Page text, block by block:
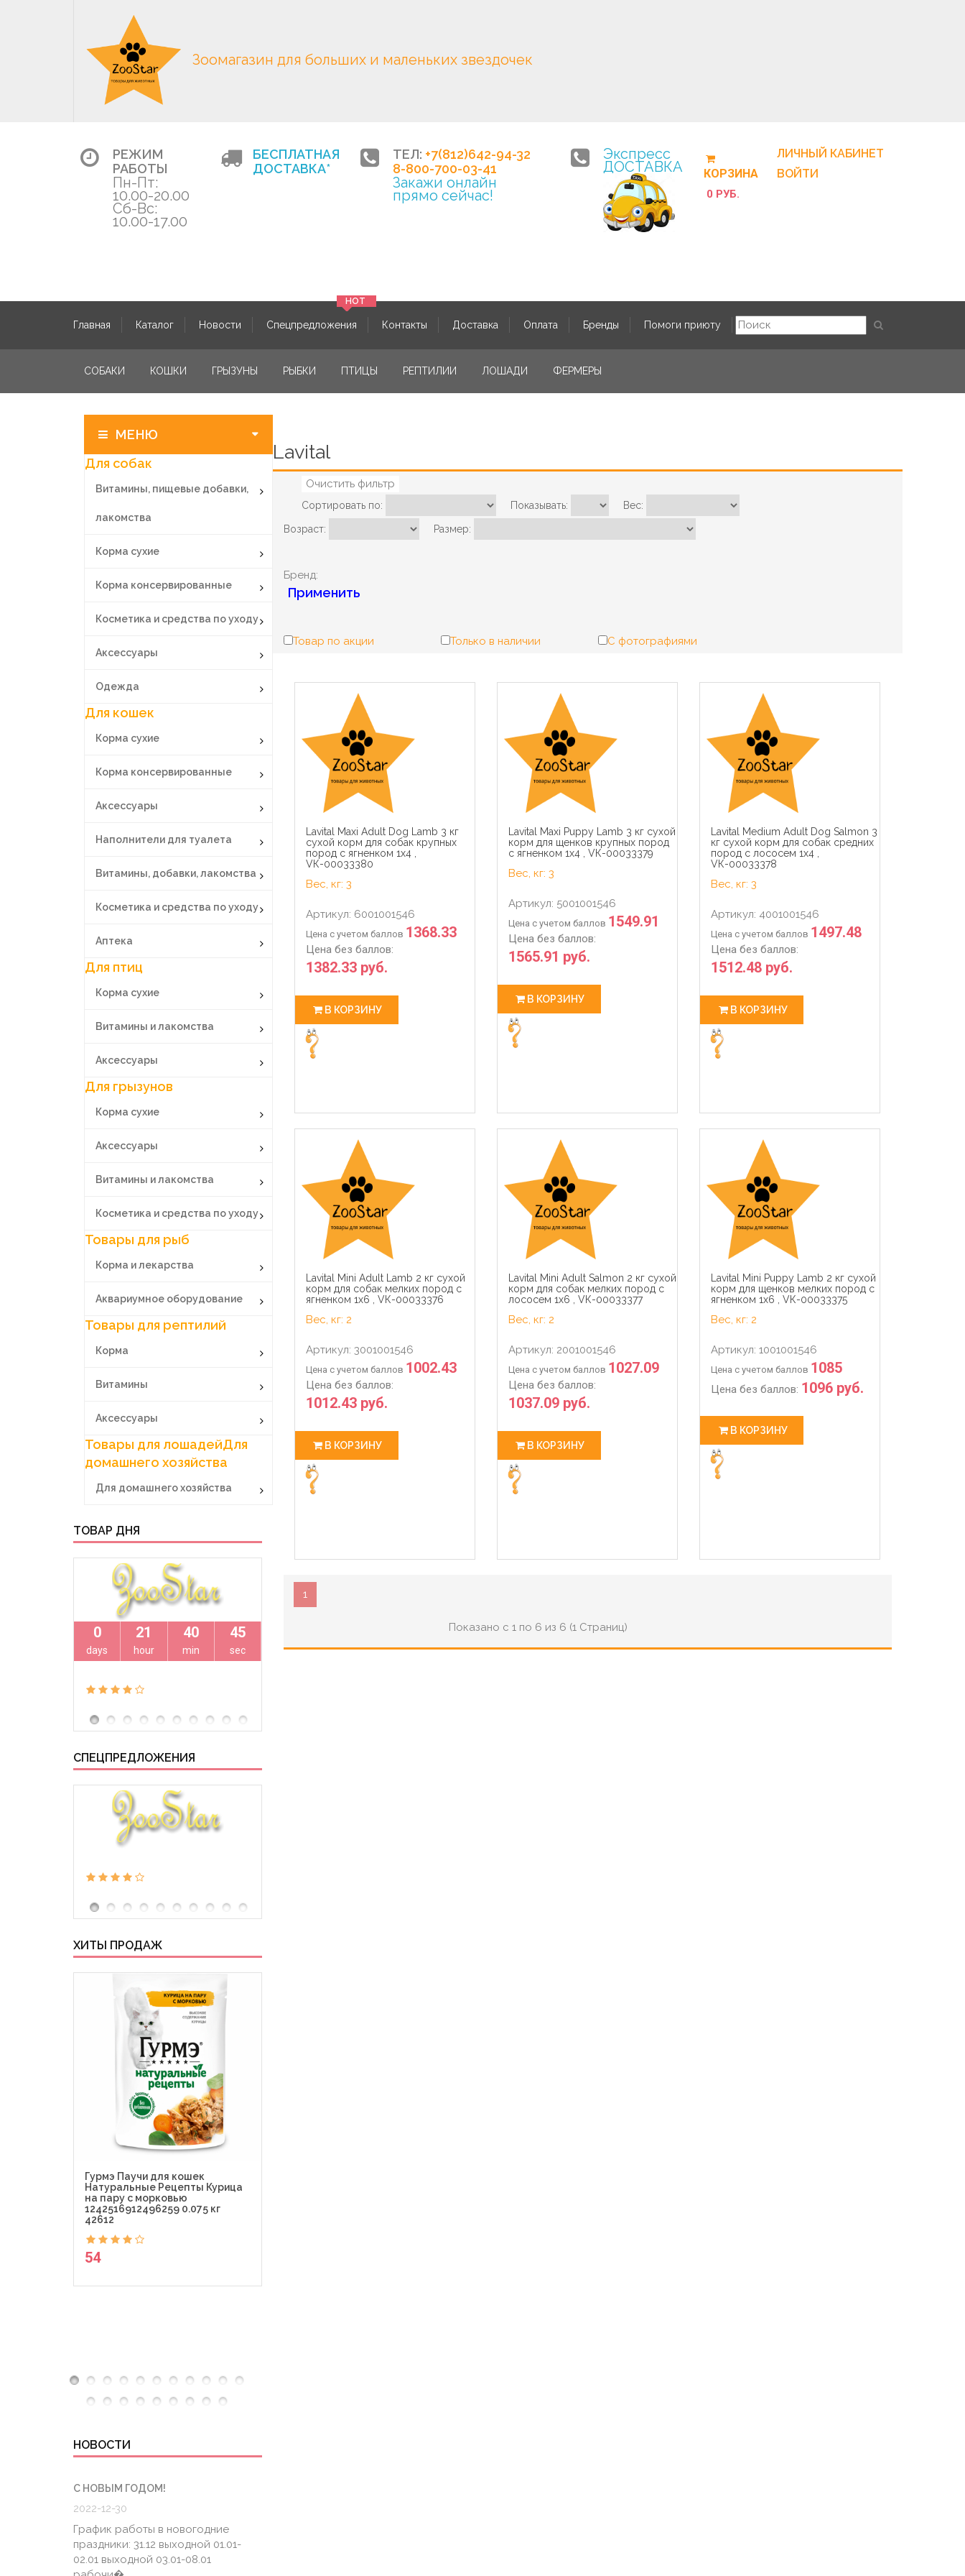
Зоомагазин для больших и маленьких звездочек
РЕЖИМ
РАБОТЫ
Пн-Пт:
10.00-20.00
Сб-Вс:
10.00-17.00
БЕСПЛАТНАЯ
ДОСТАВКА*
ТЕЛ: +7(812)642-94-32
8-800-700-03-41
Закажи онлайн
прямо сейчас!
Экспресс
ДОСТАВКА КОРЗИНА
0 РУБ.
ЛИЧНЫЙ КАБИНЕТ
ВОЙТИ
Главная Каталог Новости Спецпредложения Контакты Доставка Оплата Бренды Помоги приюту
СОБАКИ КОШКИ ГРЫЗУНЫ РЫБКИ ПТИЦЫ РЕПТИЛИИ ЛОШАДИ ФЕРМЕРЫ
МЕНЮ
Для собак
Витамины, пищевые добавки,
лакомства
Корма сухие
Корма консервированные
Косметика и средства по уходу
Аксессуары
Одежда
Для кошек
Корма сухие
Корма консервированные
Аксессуары
Наполнители для туалета
Витамины, добавки, лакомства
Косметика и средства по уходу
Аптека
Для птиц
Корма сухие
Витамины и лакомства
Аксессуары
Для грызунов
Корма сухие
Аксессуары
Витамины и лакомства
Косметика и средства по уходу
Товары для рыб
Корма и лекарства
Аквариумное оборудование
Товары для рептилий
Корма
Витамины
Аксессуары
Товары для лошадейДля
домашнего хозяйства
Для домашнего хозяйства
ТОВАР ДНЯ
0
days
21
hour
40
min
45
sec days hour min
45
sec
0
days
21
hour
40
min sec days hour min sec
СПЕЦПРЕДЛОЖЕНИЯ
ХИТЫ ПРОДАЖ
Гурмэ Паучи для кошек
Натуральные Рецепты Курица
на пару с морковью
1242516912496259 0.075 кг
42612
54
НОВОСТИ
С НОВЫМ ГОДОМ!
2022-12-30
График работы в новогодние
праздники: 31.12 выходной 01.01-
02.01 выходной 03.01-08.01
Lavital
Очистить фильтр
Сортировать по: Показывать: Вес:
Возраст: Размер:
Бренд:
Применить
Товар по акции Только в наличии С фотографиями
Lavital Maxi Adult Dog Lamb 3 кг
сухой корм для собак крупных
пород с ягненком 1х4 ,
VК-00033380
Вес, кг: 3
Артикул: 6001001546
Цена с учетом баллов 1368.33
Цена без баллов:
1382.33 руб.
В КОРЗИНУ
Lavital Maxi Puppy Lamb 3 кг сухой
корм для щенков крупных пород
с ягненком 1х4 , VК-00033379
Вес, кг: 3
Артикул: 5001001546
Цена с учетом баллов 1549.91
Цена без баллов:
1565.91 руб.
В КОРЗИНУ
Lavital Medium Adult Dog Salmon 3
кг сухой корм для собак средних
пород с лососем 1х4 ,
VК-00033378
Вес, кг: 3
Артикул: 4001001546
Цена с учетом баллов 1497.48
Цена без баллов:
1512.48 руб.
В КОРЗИНУ
Lavital Mini Adult Lamb 2 кг сухой
корм для собак мелких пород с
ягненком 1х6 , VК-00033376
Вес, кг: 2
Артикул: 3001001546
Цена с учетом баллов 1002.43
Цена без баллов:
1012.43 руб.
В КОРЗИНУ
Lavital Mini Adult Salmon 2 кг сухой
корм для собак мелких пород с
лососем 1х6 , VК-00033377
Вес, кг: 2
Артикул: 2001001546
Цена с учетом баллов 1027.09
Цена без баллов:
1037.09 руб.
В КОРЗИНУ
Lavital Mini Puppy Lamb 2 кг сухой
корм для щенков мелких пород с
ягненком 1х6 , VК-00033375
Вес, кг: 2
Артикул: 1001001546
Цена с учетом баллов 1085
Цена без баллов: 1096 руб.
В КОРЗИНУ
1
Показано с 1 по 6 из 6 (1 Страниц)